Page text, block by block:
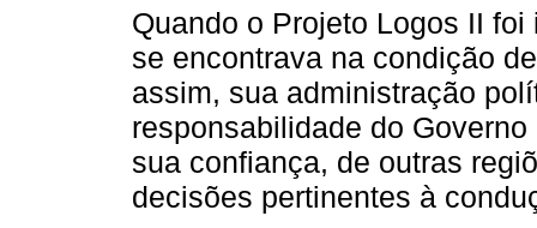
Quando o Projeto Logos II
se encontrava na condição
assim, sua administração
responsabilidade do
sua confiança, de outras
decisões pertinentes à